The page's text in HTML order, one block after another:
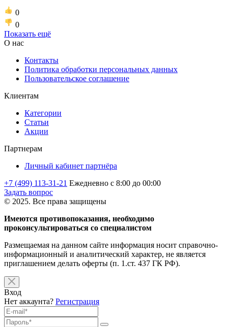
0
0
Показать ещё
О нас
Контакты
Политика обработки персональных данных
Пользовательское соглашение
Клиентам
Категории
Статьи
Акции
Партнерам
Личный кабинет партнёра
+7 (499) 113-31-21 Ежедневно с 8:00 до 00:00
Задать вопрос
© 2025. Все права защищены
Имеются противопоказания, необходимо
проконсультироваться со специалистом
Размещаемая на данном сайте информация носит справочно-
информационный и аналитический характер, не является
приглашением делать оферты (п. 1.ст. 437 ГК РФ).
Вход
Нет аккаунта? Регистрация